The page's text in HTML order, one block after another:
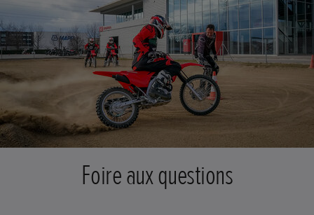
Foire aux questions